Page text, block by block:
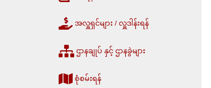
အလှူရှင်များ / လှူဒါန်းရန်
ဌာနချုပ် နှင့် ဌာနခွဲများ
စုံစမ်းရန်